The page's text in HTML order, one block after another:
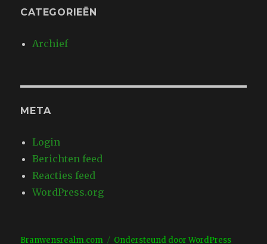
CATEGORIEËN
Archief
META
Login
Berichten feed
Reacties feed
WordPress.org
Branwensrealm.com Ondersteund door WordPress